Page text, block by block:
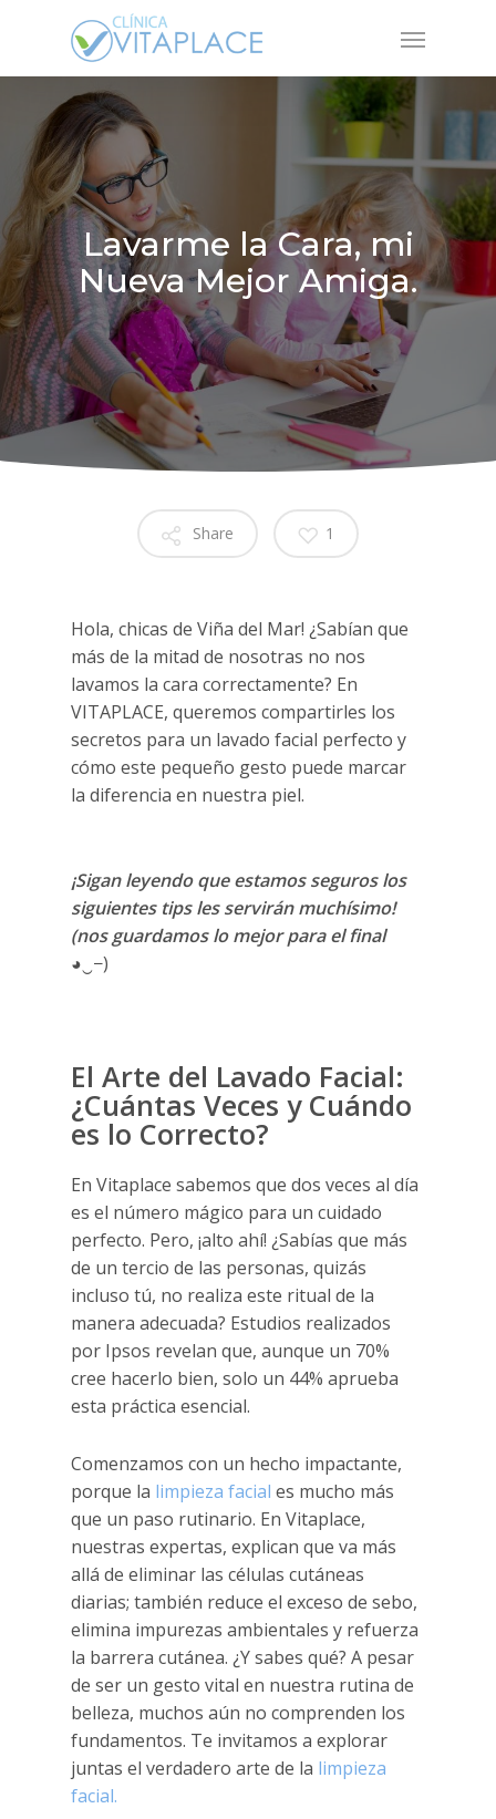
Menu
Lavarme la Cara, mi
Nueva Mejor Amiga.
Share 1
Hola, chicas de Viña del Mar! ¿Sabían que
más de la mitad de nosotras no nos
lavamos la cara correctamente? En
VITAPLACE, queremos compartirles los
secretos para un lavado facial perfecto y
cómo este pequeño gesto puede marcar
la diferencia en nuestra piel.
¡Sigan leyendo que estamos seguros los
siguientes tips les servirán muchísimo!
(nos guardamos lo mejor para el final
◕‿−)
El Arte del Lavado Facial:
¿Cuántas Veces y Cuándo
es lo Correcto?
En Vitaplace sabemos que dos veces al día
es el número mágico para un cuidado
perfecto. Pero, ¡alto ahí! ¿Sabías que más
de un tercio de las personas, quizás
incluso tú, no realiza este ritual de la
manera adecuada? Estudios realizados
por Ipsos revelan que, aunque un 70%
cree hacerlo bien, solo un 44% aprueba
esta práctica esencial.
Comenzamos con un hecho impactante,
porque la limpieza facial es mucho más
que un paso rutinario. En Vitaplace,
nuestras expertas, explican que va más
allá de eliminar las células cutáneas
diarias; también reduce el exceso de sebo,
elimina impurezas ambientales y refuerza
la barrera cutánea. ¿Y sabes qué? A pesar
de ser un gesto vital en nuestra rutina de
belleza, muchos aún no comprenden los
fundamentos. Te invitamos a explorar
juntas el verdadero arte de la limpieza
facial.